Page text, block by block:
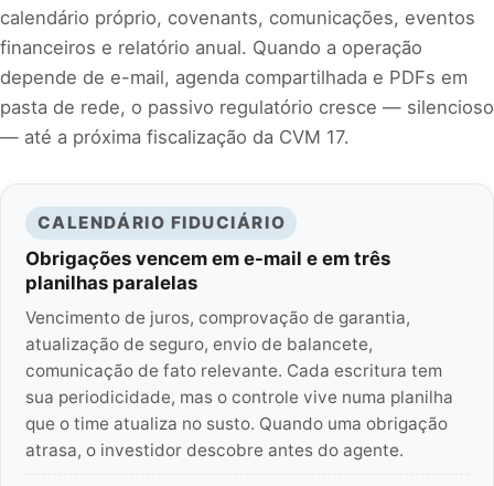
calendário próprio, covenants, comunicações, eventos
financeiros e relatório anual. Quando a operação
depende de e-mail, agenda compartilhada e PDFs em
pasta de rede, o passivo regulatório cresce — silencioso
— até a próxima fiscalização da CVM 17.
CALENDÁRIO FIDUCIÁRIO
Obrigações vencem em e-mail e em três
planilhas paralelas
Vencimento de juros, comprovação de garantia,
atualização de seguro, envio de balancete,
comunicação de fato relevante. Cada escritura tem
sua periodicidade, mas o controle vive numa planilha
que o time atualiza no susto. Quando uma obrigação
atrasa, o investidor descobre antes do agente.